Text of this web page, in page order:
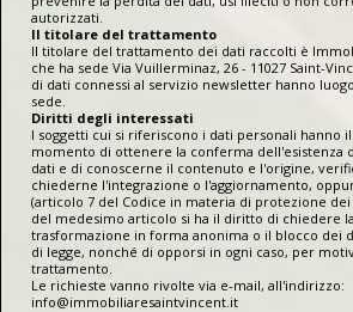
autorizzati.
Il titolare del trattamento
Il titolare del trattamento dei dati raccolti è
che ha sede Via Vuillerminaz, 26 - 11027 Saint-
di dati connessi al servizio newsletter hanno
sede.
Diritti degli interessati
I soggetti cui si riferiscono i dati personali hanno
momento di ottenere la conferma dell'esistenza
dati e di conoscerne il contenuto e l'origine,
chiederne l'integrazione o l'aggiornamento,
(articolo 7 del Codice in materia di protezione dei
del medesimo articolo si ha il diritto di chiedere
trasformazione in forma anonima o il blocco dei
di legge, nonché di opporsi in ogni caso, per
trattamento.
Le richieste vanno rivolte via e-mail, all'indirizzo:
info@immobiliaresaintvincent.it